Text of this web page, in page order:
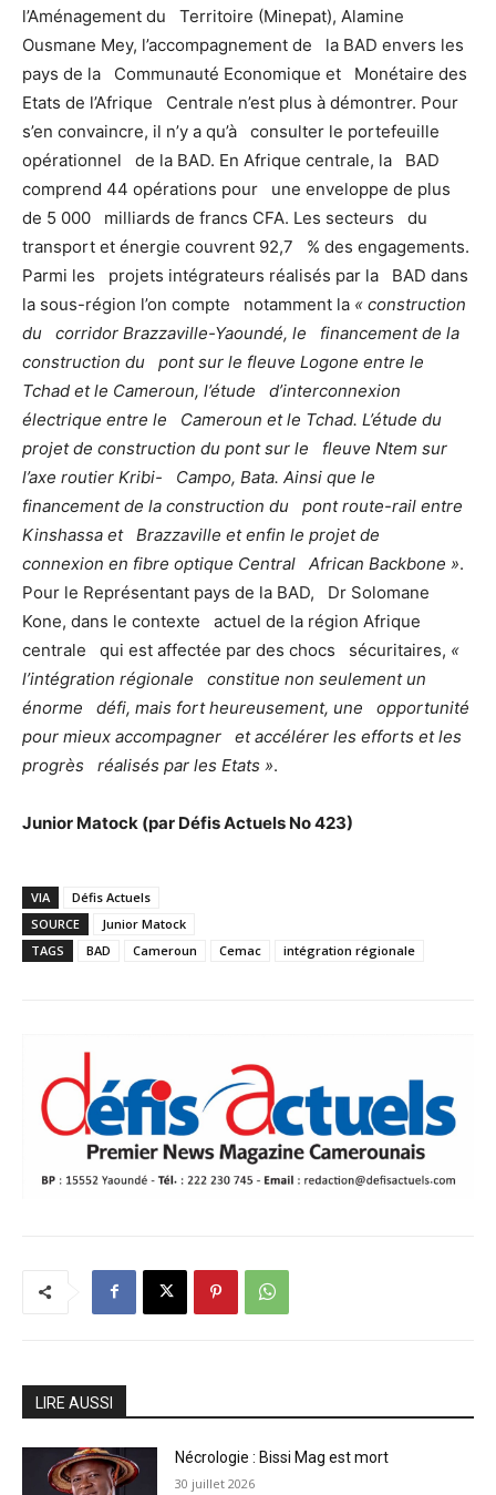
l’Aménagement du Territoire (Minepat), Alamine
Ousmane Mey, l’accompagnement de la BAD envers les
pays de la Communauté Economique et Monétaire des
Etats de l’Afrique Centrale n’est plus à démontrer. Pour
s’en convaincre, il n’y a qu’à consulter le portefeuille
opérationnel de la BAD. En Afrique centrale, la BAD
comprend 44 opérations pour une enveloppe de plus
de 5 000 milliards de francs CFA. Les secteurs du
transport et énergie couvrent 92,7 % des engagements.
Parmi les projets intégrateurs réalisés par la BAD dans
la sous-région l’on compte notamment la « construction
du corridor Brazzaville-Yaoundé, le financement de la
construction du pont sur le fleuve Logone entre le
Tchad et le Cameroun, l’étude d’interconnexion
électrique entre le Cameroun et le Tchad. L’étude du
projet de construction du pont sur le fleuve Ntem sur
l’axe routier Kribi- Campo, Bata. Ainsi que le
financement de la construction du pont route-rail entre
Kinshassa et Brazzaville et enfin le projet de
connexion en fibre optique Central African Backbone ».
Pour le Représentant pays de la BAD, Dr Solomane
Kone, dans le contexte actuel de la région Afrique
centrale qui est affectée par des chocs sécuritaires, «
l’intégration régionale constitue non seulement un
énorme défi, mais fort heureusement, une opportunité
pour mieux accompagner et accélérer les efforts et les
progrès réalisés par les Etats ».
Junior Matock (par Défis Actuels No 423)
VIA
Défis Actuels
SOURCE
Junior Matock
TAGS
BAD Cameroun Cemac intégration régionale
LIRE AUSSI
Nécrologie : Bissi Mag est mort
30 juillet 2026